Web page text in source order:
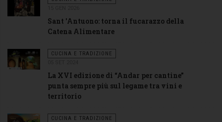
Sant 'Antuono: torna il fucarazzo della
Catena Alimentare
CUCINA E TRADIZIONE
La XVI edizione di “Andar per cantine”
punta sempre più sul legame tra vini e
territorio
CUCINA E TRADIZIONE